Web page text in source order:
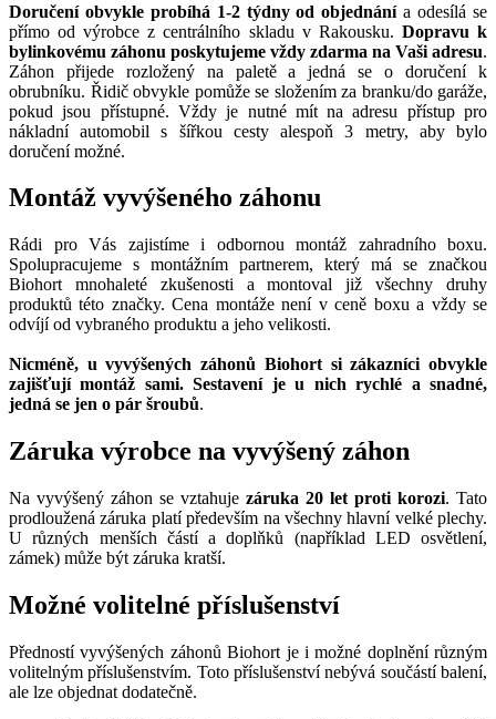
Doručení obvykle probíhá 1-2 týdny od objednánía odesílá se
přímo od výrobce z centrálního skladu v Rakousku. Dopravu k
bylinkovému záhonu poskytujeme vždy zdarma na Vaši adresu.
Záhon přijede rozložený na paletě a jedná se o doručení k
obrubníku. Řidič obvykle pomůže se složením za branku/do garáže,
pokud jsou přístupné. Vždy je nutné mít na adresu přístup pro
nákladní automobil s šířkou cesty alespoň 3 metry, aby bylo
doručení možné.
Montáž vyvýšeného záhonu
Rádi pro Vás zajistíme i odbornou montáž zahradního boxu.
Spolupracujeme s montážním partnerem, který má se značkou
Biohort mnohaleté zkušenosti a montoval již všechny druhy
produktů této značky. Cena montáže není v ceně boxu a vždy se
odvíjí od vybraného produktu a jeho velikosti.
Nicméně, u vyvýšených záhonů Biohort si zákazníci obvykle
zajišťují montáž sami. Sestavení je u nich rychlé a snadné,
jedná se jen o pár šroubů.
Záruka výrobce na vyvýšený záhon
Na vyvýšený záhon se vztahuje záruka 20 let proti korozi. Tato
prodloužená záruka platí především na všechny hlavní velké plechy.
U různých menších částí a doplňků (například LED osvětlení,
zámek) může být záruka kratší.
Možné volitelné příslušenství
Předností vyvýšených záhonů Biohort je i možné doplnění různým
volitelným příslušenstvím. Toto příslušenství nebývá součástí balení,
ale lze objednat dodatečně.